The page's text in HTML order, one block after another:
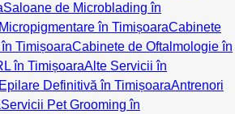
Saloane de Microblading în
în TimișoaraCabinete
TimișoaraCabinete de Oftalmologie în
în TimișoaraAlte Servicii în
Definitivă în TimișoaraAntrenori
Servicii Pet Grooming în